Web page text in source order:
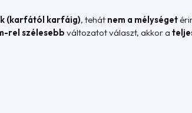
(karfától karfáig), tehát nem a mélységet
rel szélesebb változatot választ, akkor a